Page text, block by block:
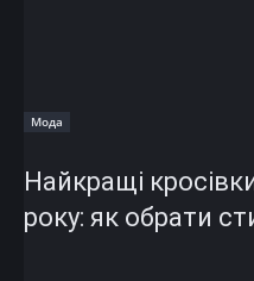
Мода
Найкращі
року: як обрати